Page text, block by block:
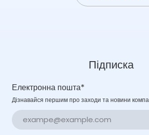
Підписка
Електронна пошта*
Дізнавайся першим про заходи та новини